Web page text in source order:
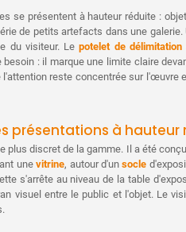
se présentent à hauteur réduite :
de petits artefacts dans une galerie.
du visiteur. Lepotelet de
: il marque une limite claire
l'attention reste concentrée sur l'œuvre
présentations à hauteur
plus discret de la gamme. Il a été
unevitrine, autour d'unsocle
s'arrête au niveau de la table
visuel entre le public et l'objet. Le